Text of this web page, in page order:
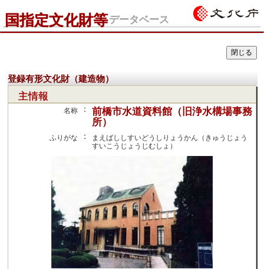
国指定文化財等データベース
登録有形文化財（建造物）
主情報
名称 ：
前橋市水道資料館（旧浄水構場事務
所）
ふりがな ：
まえばししすいどうしりょうかん（きゅうじょう
すいこうじょうじむしょ）